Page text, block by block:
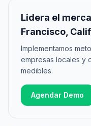
Lidera el
Francisco,
Implementamos
empresas locales y
medibles.
Agendar Demo